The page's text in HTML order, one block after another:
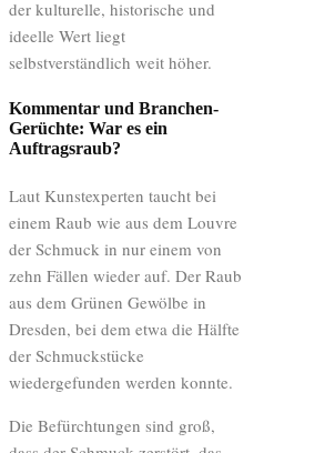
der kulturelle, historische und
ideelle Wert liegt
selbstverständlich weit höher.
Kommentar und Branchen-
Gerüchte: War es ein
Auftragsraub?
Laut Kunstexperten taucht bei
einem Raub wie aus dem Louvre
der Schmuck in nur einem von
zehn Fällen wieder auf. Der Raub
aus dem Grünen Gewölbe in
Dresden, bei dem etwa die Hälfte
der Schmuckstücke
wiedergefunden werden konnte.
Die Befürchtungen sind groß,